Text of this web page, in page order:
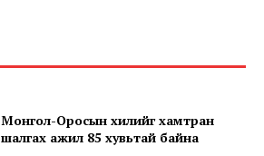
News Week
Монгол-Оросын хилийг хамтран
шалгах ажил 85 хувьтай байна